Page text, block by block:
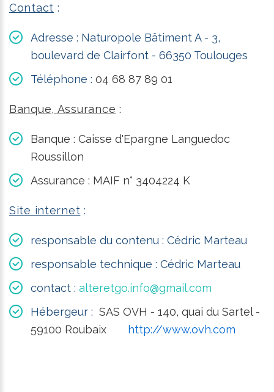
Contact :
Adresse : Naturopole Bâtiment A - 3,
boulevard de Clairfont - 66350 Toulouges
Téléphone : 04 68 87 89 01
Banque, Assurance :
Banque : Caisse d'Epargne Languedoc
Roussillon
Assurance : MAIF n° 3404224 K
Site internet :
responsable du contenu : Cédric Marteau
responsable technique : Cédric Marteau
contact : alteretgo.info@gmail.com
Hébergeur : SAS OVH - 140, quai du Sartel -
59100 Roubaix
http://www.ovh.com